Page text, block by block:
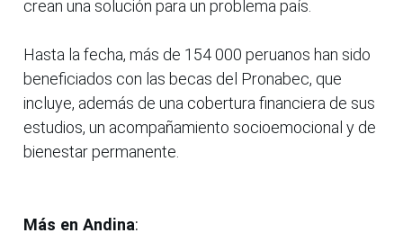
crean una solución para un problema país.
Hasta la fecha, más de 154 000 peruanos han sido
beneficiados con las becas del Pronabec, que
incluye, además de una cobertura financiera de sus
estudios, un acompañamiento socioemocional y de
bienestar permanente.
Más en Andina: